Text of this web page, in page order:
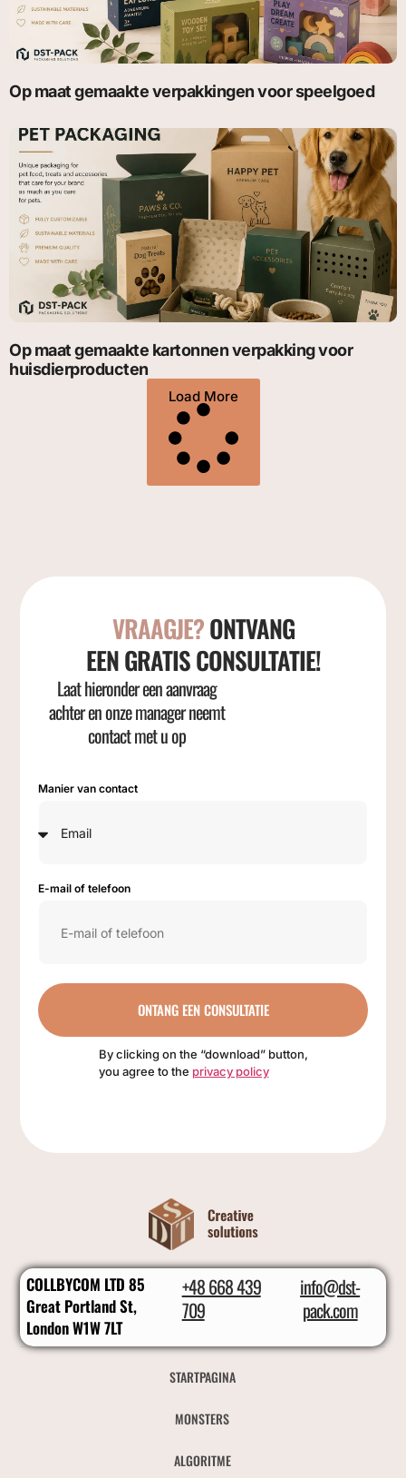
Op maat gemaakte verpakkingen voor speelgoed
Op maat gemaakte kartonnen verpakking voor
huisdierproducten
Load More
VRAAGJE?ONTVANG
EEN GRATIS CONSULTATIE!
Laat hieronder een aanvraag
achter en onze manager neemt
contact met u op
Manier van contact
E-mail of telefoon
ONTANG EEN CONSULTATIE
By clicking on the “download” button,
you agree to the privacy policy
COLLBYCOM LTD 85
Great Portland St,
London W1W 7LT
+48 668 439
709
info@dst-
pack.com
STARTPAGINA
MONSTERS
ALGORITME